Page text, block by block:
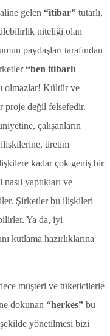
gelen “itibar” tutarlı,
niteliği olan
paydaşları tarafından
“ben itibarlı
olmazlar! Kültür ve
proje değil felsefedir.
çalışanların
üretim
kadar çok geniş bir
yaptıkları ve
Şirketler bu ilişkileri
Ya da, iyi
kutlama hazırlıklarına
müşteri ve tüketicilerle
dokunan “herkes” bu
şekilde yönetilmesi bizi